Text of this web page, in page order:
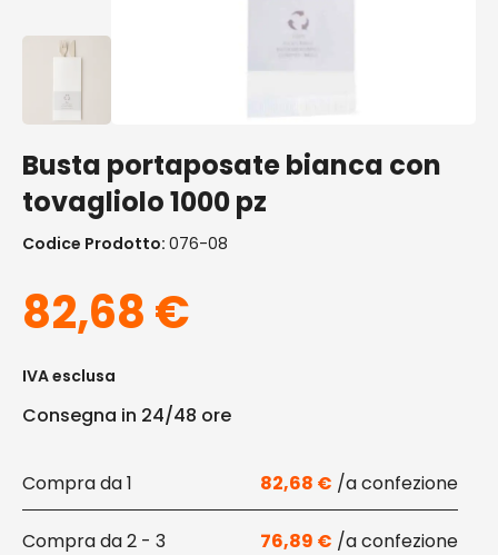
Busta portaposate bianca con
tovagliolo 1000 pz
Codice Prodotto: 076-08
82,68€
IVA esclusa
Consegna in 24/48 ore
1 82,68 €
2 - 3 76,89 €